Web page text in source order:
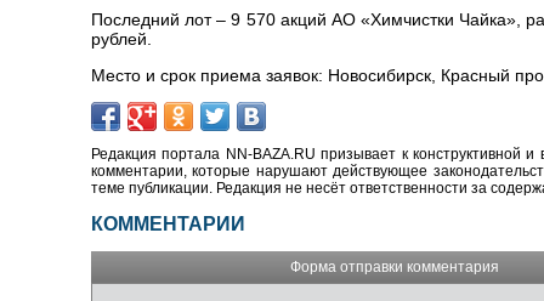
Последний лот – 9 570 акций АО «Химчистки Чайка»,
рублей.
Место и срок приема заявок: Новосибирск, Красный
Редакция портала NN-BAZA.RU призывает к конструктивной
комментарии, которые нарушают действующее
теме публикации. Редакция не несёт ответственности за
КОММЕНТАРИИ
Форма отправки комментария